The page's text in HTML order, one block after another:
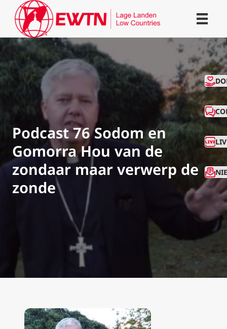
Podcast 76 Sodom en
Gomorra Hou van de
zondaar maar verwerp de
zonde